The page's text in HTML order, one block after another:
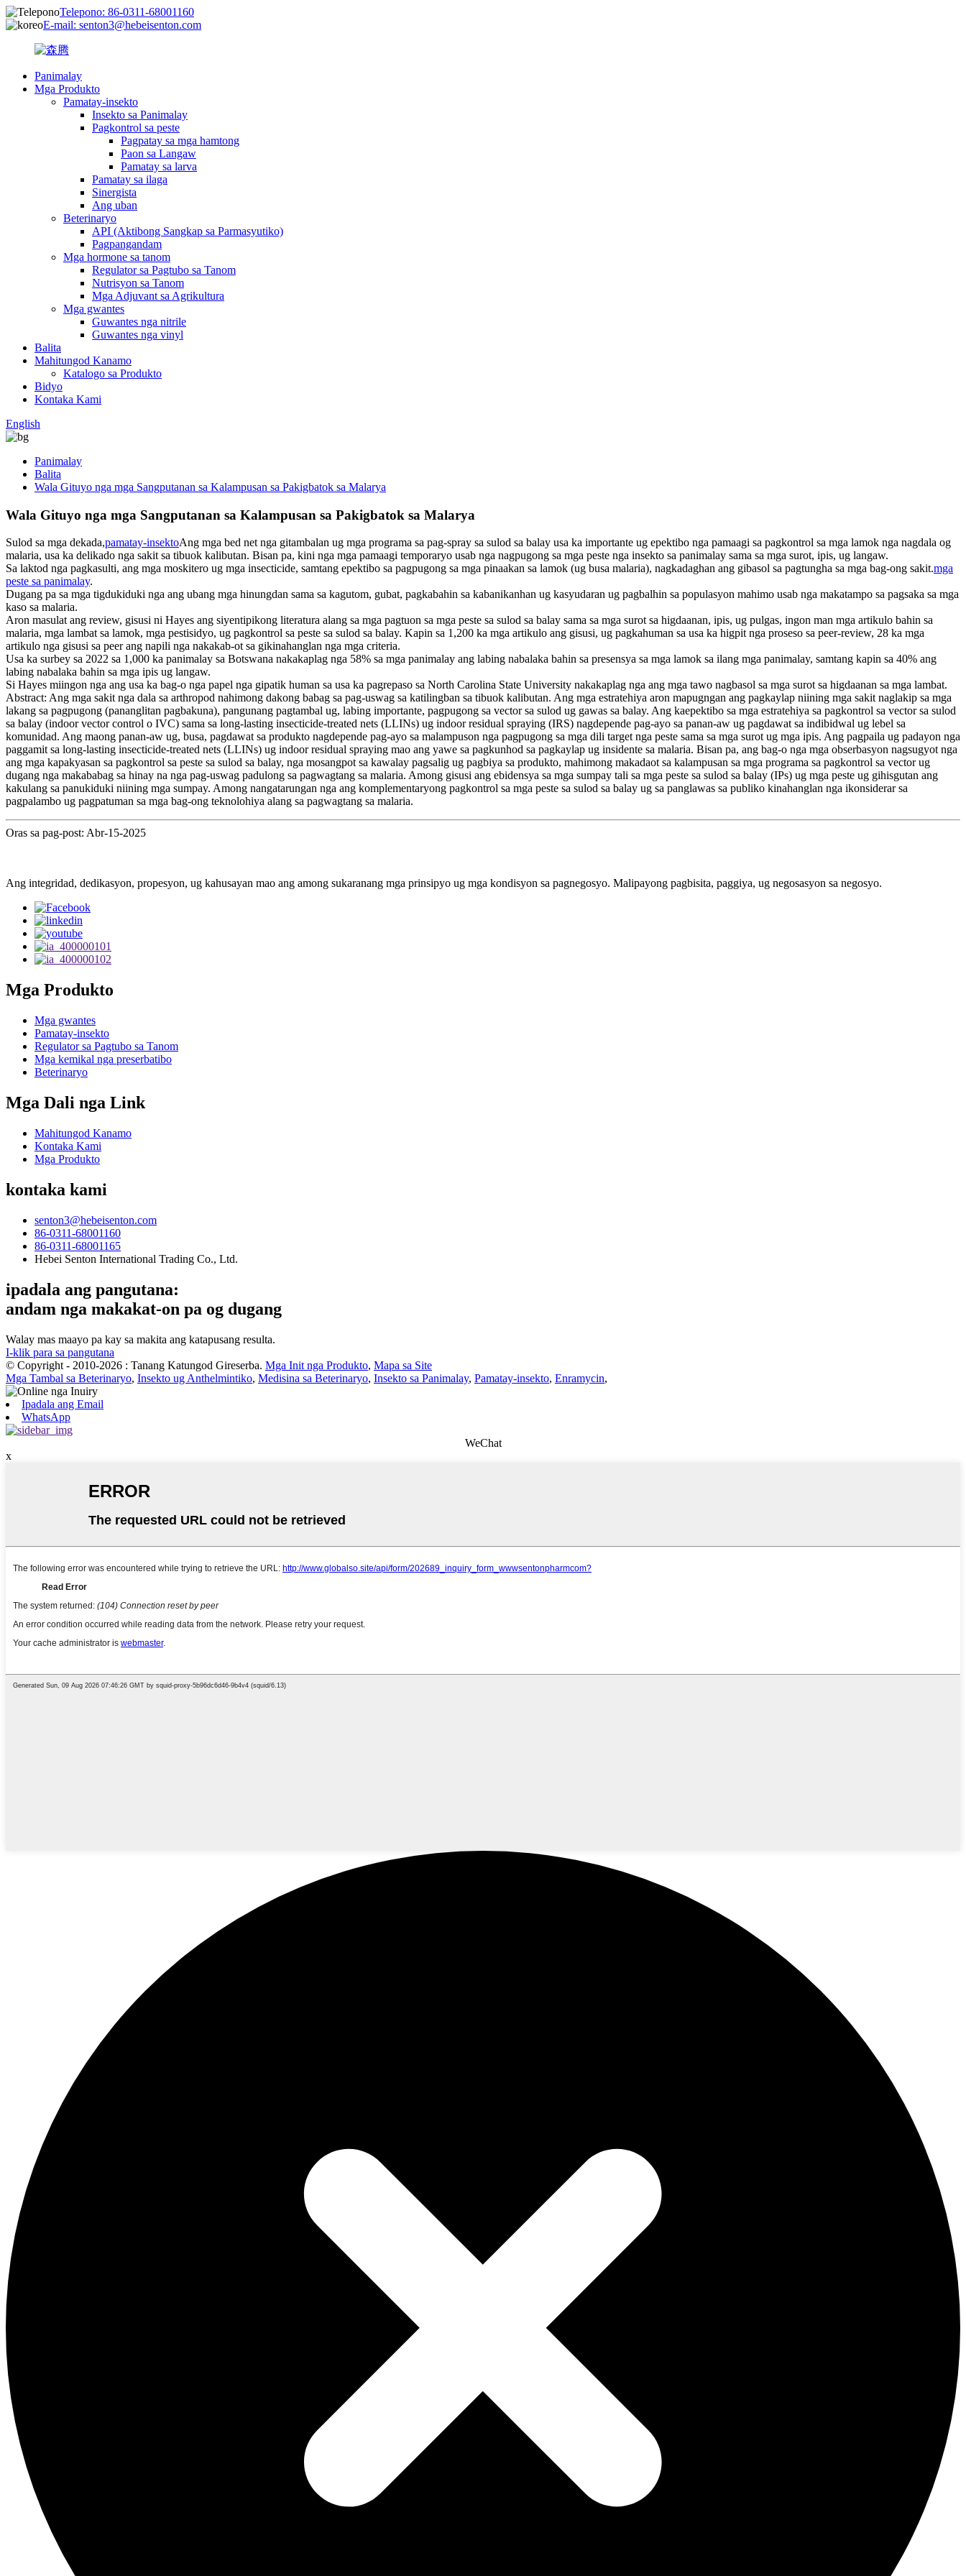
Telepono: 86-0311-68001160
E-mail: senton3@hebeisenton.com
Panimalay
Mga Produkto
Pamatay-insekto
Insekto sa Panimalay
Pagkontrol sa peste
Pagpatay sa mga hamtong
Paon sa Langaw
Pamatay sa larva
Pamatay sa ilaga
Sinergista
Ang uban
Beterinaryo
API (Aktibong Sangkap sa Parmasyutiko)
Pagpangandam
Mga hormone sa tanom
Regulator sa Pagtubo sa Tanom
Nutrisyon sa Tanom
Mga Adjuvant sa Agrikultura
Mga gwantes
Guwantes nga nitrile
Guwantes nga vinyl
Balita
Mahitungod Kanamo
Katalogo sa Produkto
Bidyo
Kontaka Kami
English
Panimalay
Balita
Wala Gituyo nga mga Sangputanan sa Kalampusan sa Pakigbatok sa Malarya
Wala Gituyo nga mga Sangputanan sa Kalampusan sa Pakigbatok sa Malarya
Sulod sa mga dekada,pamatay-insektoAng mga bed net nga gitambalan ug mga programa sa pag-spray sa sulod sa balay usa ka importante ug epektibo nga pamaagi sa pagkontrol sa mga lamok nga nagdala og
malaria, usa ka delikado nga sakit sa tibuok kalibutan. Bisan pa, kini nga mga pamaagi temporaryo usab nga nagpugong sa mga peste nga insekto sa panimalay sama sa mga surot, ipis, ug langaw.
Sa laktod nga pagkasulti, ang mga moskitero ug mga insecticide, samtang epektibo sa pagpugong sa mga pinaakan sa lamok (ug busa malaria), nagkadaghan ang gibasol sa pagtungha sa mga bag-ong sakit.mga
peste sa panimalay.
Dugang pa sa mga tigdukiduki nga ang ubang mga hinungdan sama sa kagutom, gubat, pagkabahin sa kabanikanhan ug kasyudaran ug pagbalhin sa populasyon mahimo usab nga makatampo sa pagsaka sa mga
kaso sa malaria.
Aron masulat ang review, gisusi ni Hayes ang siyentipikong literatura alang sa mga pagtuon sa mga peste sa sulod sa balay sama sa mga surot sa higdaanan, ipis, ug pulgas, ingon man mga artikulo bahin sa
malaria, mga lambat sa lamok, mga pestisidyo, ug pagkontrol sa peste sa sulod sa balay. Kapin sa 1,200 ka mga artikulo ang gisusi, ug pagkahuman sa usa ka higpit nga proseso sa peer-review, 28 ka mga
artikulo nga gisusi sa peer ang napili nga nakakab-ot sa gikinahanglan nga mga criteria.
Usa ka surbey sa 2022 sa 1,000 ka panimalay sa Botswana nakakaplag nga 58% sa mga panimalay ang labing nabalaka bahin sa presensya sa mga lamok sa ilang mga panimalay, samtang kapin sa 40% ang
labing nabalaka bahin sa mga ipis ug langaw.
Si Hayes miingon nga ang usa ka bag-o nga papel nga gipatik human sa usa ka pagrepaso sa North Carolina State University nakakaplag nga ang mga tawo nagbasol sa mga surot sa higdaanan sa mga lambat.
Abstract: Ang mga sakit nga dala sa arthropod nahimong dakong babag sa pag-uswag sa katilingban sa tibuok kalibutan. Ang mga estratehiya aron mapugngan ang pagkaylap niining mga sakit naglakip sa mga
lakang sa pagpugong (pananglitan pagbakuna), pangunang pagtambal ug, labing importante, pagpugong sa vector sa sulod ug gawas sa balay. Ang kaepektibo sa mga estratehiya sa pagkontrol sa vector sa sulod
sa balay (indoor vector control o IVC) sama sa long-lasting insecticide-treated nets (LLINs) ug indoor residual spraying (IRS) nagdepende pag-ayo sa panan-aw ug pagdawat sa indibidwal ug lebel sa
komunidad. Ang maong panan-aw ug, busa, pagdawat sa produkto nagdepende pag-ayo sa malampuson nga pagpugong sa mga dili target nga peste sama sa mga surot ug mga ipis. Ang pagpaila ug padayon nga
paggamit sa long-lasting insecticide-treated nets (LLINs) ug indoor residual spraying mao ang yawe sa pagkunhod sa pagkaylap ug insidente sa malaria. Bisan pa, ang bag-o nga mga obserbasyon nagsugyot nga
ang mga kapakyasan sa pagkontrol sa peste sa sulod sa balay, nga mosangpot sa kawalay pagsalig ug pagbiya sa produkto, mahimong makadaot sa kalampusan sa mga programa sa pagkontrol sa vector ug
dugang nga makababag sa hinay na nga pag-uswag padulong sa pagwagtang sa malaria. Among gisusi ang ebidensya sa mga sumpay tali sa mga peste sa sulod sa balay (IPs) ug mga peste ug gihisgutan ang
kakulang sa panukiduki niining mga sumpay. Among nangatarungan nga ang komplementaryong pagkontrol sa mga peste sa sulod sa balay ug sa panglawas sa publiko kinahanglan nga ikonsiderar sa
pagpalambo ug pagpatuman sa mga bag-ong teknolohiya alang sa pagwagtang sa malaria.
Oras sa pag-post: Abr-15-2025
Ang integridad, dedikasyon, propesyon, ug kahusayan mao ang among sukaranang mga prinsipyo ug mga kondisyon sa pagnegosyo. Malipayong pagbisita, paggiya, ug negosasyon sa negosyo.
Mga Produkto
Mga gwantes
Pamatay-insekto
Regulator sa Pagtubo sa Tanom
Mga kemikal nga preserbatibo
Beterinaryo
Mga Dali nga Link
Mahitungod Kanamo
Kontaka Kami
Mga Produkto
kontaka kami
senton3@hebeisenton.com
86-0311-68001160
86-0311-68001165
Hebei Senton International Trading Co., Ltd.
ipadala ang pangutana:
andam nga makakat-on pa og dugang
Walay mas maayo pa kay sa makita ang katapusang resulta.
I-klik para sa pangutana
© Copyright - 2010-2026 : Tanang Katungod Gireserba. Mga Init nga Produkto, Mapa sa Site
Mga Tambal sa Beterinaryo, Insekto ug Anthelmintiko, Medisina sa Beterinaryo, Insekto sa Panimalay, Pamatay-insekto, Enramycin,
Ipadala ang Email
WhatsApp
WeChat
x